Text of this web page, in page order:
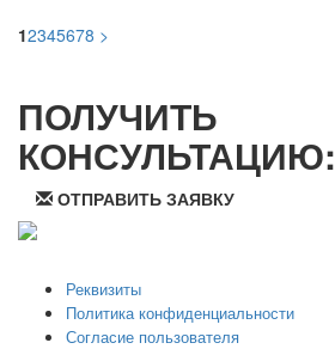
12345678 >
ПОЛУЧИТЬ
КОНСУЛЬТАЦИЮ:
ОТПРАВИТЬ ЗАЯВКУ
Реквизиты
Политика конфиденциальности
Согласие пользователя